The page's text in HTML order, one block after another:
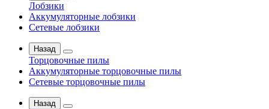
Лобзики
Аккумуляторные лобзики
Сетевые лобзики
Назад
Торцовочные пилы
Аккумуляторные торцовочные пилы
Сетевые торцовочные пилы
Назад